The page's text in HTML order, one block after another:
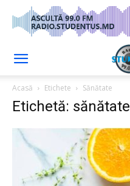
Acasă Etichete Sănătate
Etichetă: sănătate